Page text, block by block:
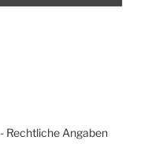
Rechtliche Angaben